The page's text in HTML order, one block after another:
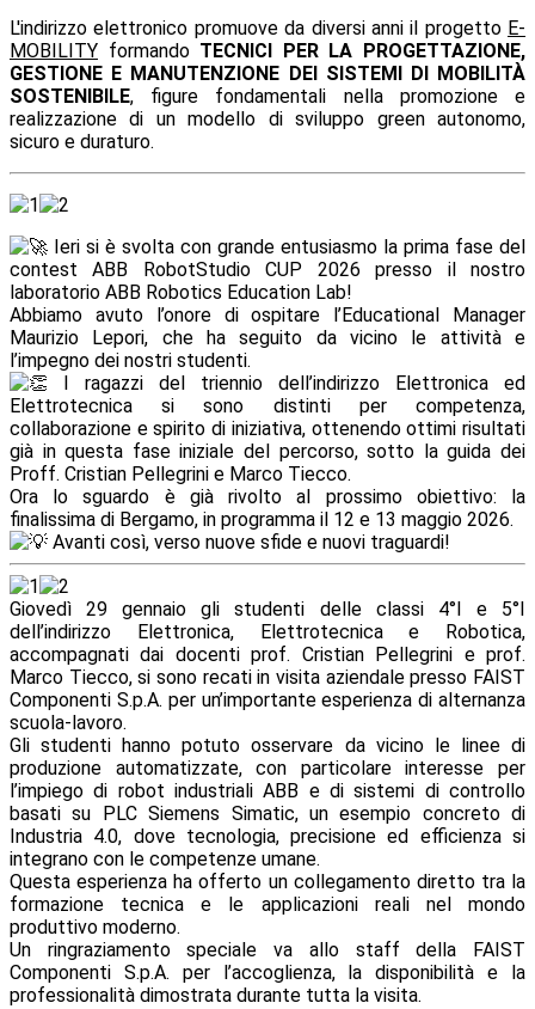
L'indirizzo elettronico promuove da diversi anni il progetto E-
MOBILITY formando TECNICI PER LA PROGETTAZIONE,
GESTIONE E MANUTENZIONE DEI SISTEMI DI MOBILITÀ
SOSTENIBILE, figure fondamentali nella promozione e
realizzazione di un modello di sviluppo green autonomo,
sicuro e duraturo.
Ieri si è svolta con grande entusiasmo la prima fase del
contest ABB RobotStudio CUP 2026 presso il nostro
laboratorio ABB Robotics Education Lab!
Abbiamo avuto l’onore di ospitare l’Educational Manager
Maurizio Lepori, che ha seguito da vicino le attività e
l’impegno dei nostri studenti.
I ragazzi del triennio dell’indirizzo Elettronica ed
Elettrotecnica si sono distinti per competenza,
collaborazione e spirito di iniziativa, ottenendo ottimi risultati
già in questa fase iniziale del percorso, sotto la guida dei
Proff. Cristian Pellegrini e Marco Tiecco.
Ora lo sguardo è già rivolto al prossimo obiettivo: la
finalissima di Bergamo, in programma il 12 e 13 maggio 2026.
Avanti così, verso nuove sfide e nuovi traguardi!
Giovedì 29 gennaio gli studenti delle classi 4°I e 5°I
dell’indirizzo Elettronica, Elettrotecnica e Robotica,
accompagnati dai docenti prof. Cristian Pellegrini e prof.
Marco Tiecco, si sono recati in visita aziendale presso FAIST
Componenti S.p.A. per un’importante esperienza di alternanza
scuola-lavoro.
Gli studenti hanno potuto osservare da vicino le linee di
produzione automatizzate, con particolare interesse per
l’impiego di robot industriali ABB e di sistemi di controllo
basati su PLC Siemens Simatic, un esempio concreto di
Industria 4.0, dove tecnologia, precisione ed efficienza si
integrano con le competenze umane.
Questa esperienza ha offerto un collegamento diretto tra la
formazione tecnica e le applicazioni reali nel mondo
produttivo moderno.
Un ringraziamento speciale va allo staff della FAIST
Componenti S.p.A. per l’accoglienza, la disponibilità e la
professionalità dimostrata durante tutta la visita.